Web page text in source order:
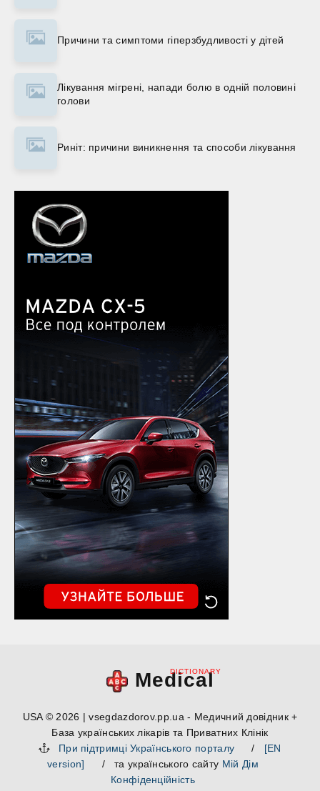
Причини та симптоми гіперзбудливості у дітей
Лікування мігрені, напади болю в одній половині
голови
Риніт: причини виникнення та способи лікування
Medical
DICTIONARY
USA © 2026 | vsegdazdorov.pp.ua - Медичний довідник +
База українських лікарів та Приватних Клінік
При підтримці Українського порталу
/ [EN
version]
/ та українського сайту Мій Дім
Конфіденційність